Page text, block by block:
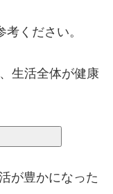
ください。
生活全体が健康
が豊かになった